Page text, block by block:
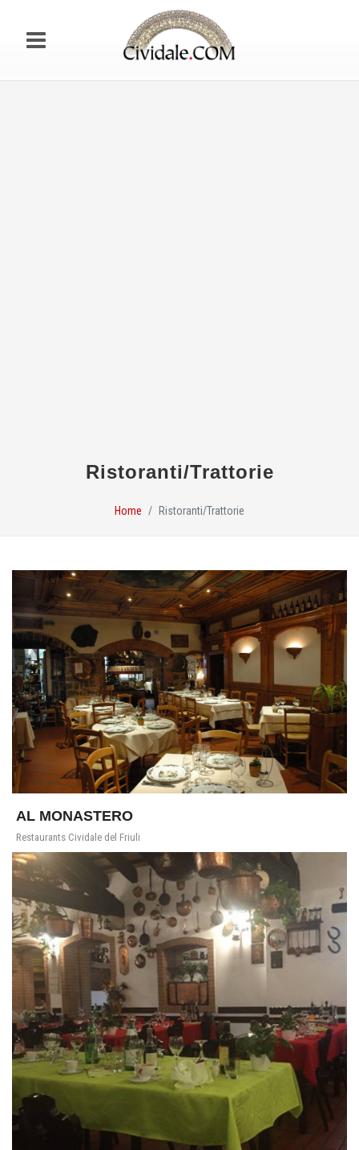
Ristoranti/Trattorie
Home Ristoranti/Trattorie
AL MONASTERO
Restaurants Cividale del Friuli